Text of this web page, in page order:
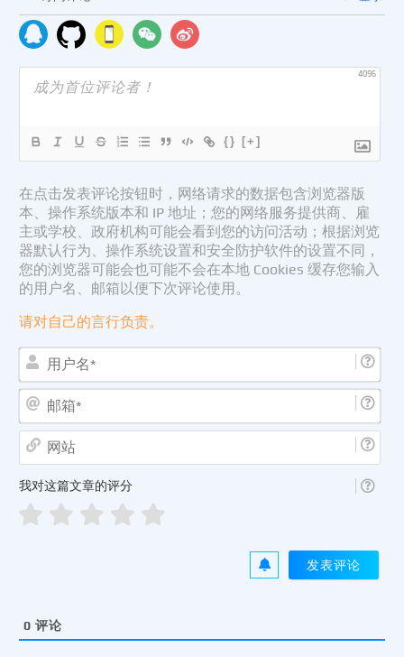
4096
{} [+]
在点击发表评论按钮时，网络请求的数据包含浏览器版
本、操作系统版本和 IP 地址；您的网络服务提供商、雇
主或学校、政府机构可能会看到您的访问活动；根据浏览
器默认行为、操作系统设置和安全防护软件的设置不同，
您的浏览器可能会也可能不会在本地 Cookies 缓存您输入
的用户名、邮箱以便下次评论使用。
请对自己的言行负责。
用
名
邮
*
我对这篇文章的评分
0 评论